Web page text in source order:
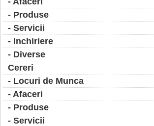
- Produse
- Servicii
- Inchiriere
- Diverse
Cereri
- Locuri de Munca
- Afaceri
- Produse
- Servicii